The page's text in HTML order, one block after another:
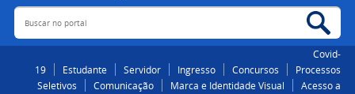
Buscar no portal
Covid-
19
Estudante Servidor Ingresso Concursos
Processos
Seletivos
Comunicação Marca e Identidade Visual
Acesso a